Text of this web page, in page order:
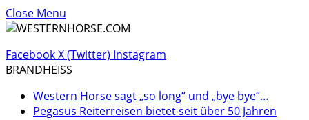
Close Menu
FacebookX (Twitter) Instagram
BRANDHEISS
Western Horse sagt „so long“ und „bye bye“…
Pegasus Reiterreisen bietet seit über 50 Jahren